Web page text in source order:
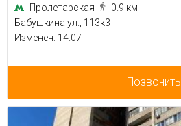
Пролетарская
0.9 км
Бабушкина ул., 113к3
Изменен: 14.07
Позвонить